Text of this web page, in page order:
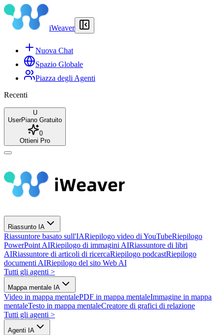
iWeaver
Nuova Chat
Spazio Globale
Piazza degli Agenti
Recenti
U
UserPiano Gratuito
0
Ottieni Pro
Riassunto IA
Riassuntore basato sull'IARiepilogo video di YouTubeRiepilogo
PowerPoint AIRiepilogo di immagini AIRiassuntore di libri
AIRiassuntore di articoli di ricercaRiepilogo podcastRiepilogo
documenti AIRiepilogo del sito Web AI
Tutti gli agenti >
Mappa mentale IA
Video in mappa mentalePDF in mappa mentaleImmagine in mappa
mentaleTesto in mappa mentaleCreatore di grafici di relazione
Tutti gli agenti >
Agenti IA